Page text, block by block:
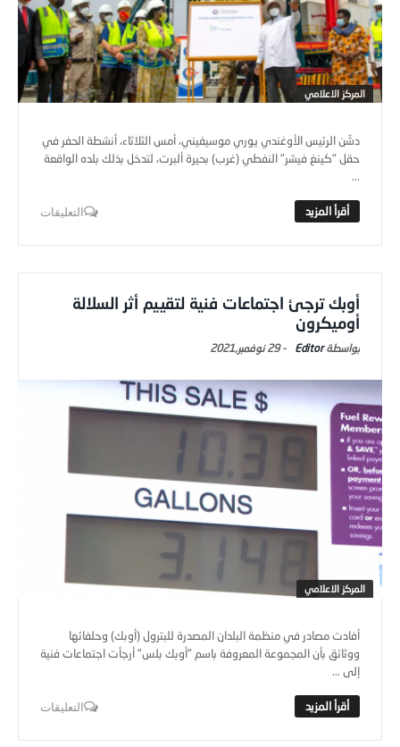
المركز الاعلامي
دشّن الرئيس الأوغندي يوري موسيفيني، أمس الثلاثاء، أنشطة الحفر في
حقل "كينغ فيشر" النفطي (غرب) بحيرة ألبرت، لتدخل بذلك بلده الواقعة
...
التعليقات
أوبك ترجئ اجتماعات فنية لتقييم أثر السلالة
أوميكرون
Editor
-29 نوفمبر,2021
المركز الاعلامي
أفادت مصادر في منظمة البلدان المصدرة للبترول (أوبك) وحلفائها
ووثائق بأن المجموعة المعروفة باسم "أوبك بلس" أرجأت اجتماعات فنية
إلى ...
التعليقات